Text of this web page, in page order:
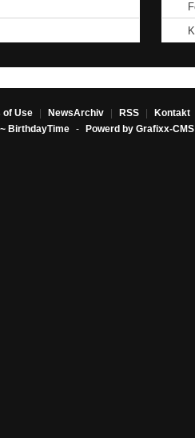
of Use NewsArchiv RSS Kontakt
BirthdayTime - Powerd by Grafixx-CMS